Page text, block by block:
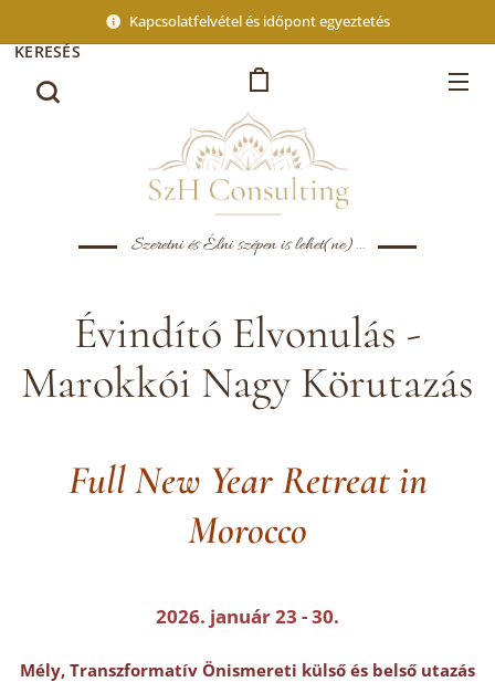
Kapcsolatfelvétel és időpont egyeztetés
Szeretni és Élni szépen is lehet(ne)...
KERESÉS
Évindító Elvonulás -
Marokkói Nagy Körutazás
Full New Year Retreat in
Morocco
2026. január 23 - 30.
Mély, Transzformatív Önismereti külső és belső utazás